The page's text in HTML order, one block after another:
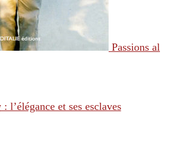
Passions al
l’élégance et ses esclaves